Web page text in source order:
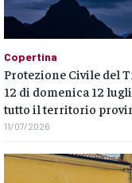
Copertina
Protezione Civile del
12 di domenica 12
tutto il territorio
11/07/2026